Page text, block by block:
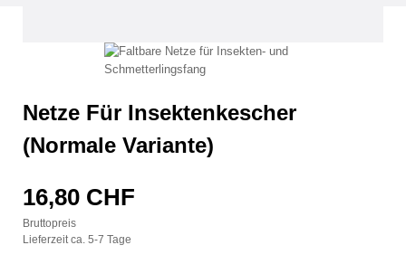
Netze Für Insektenkescher
(normale Variante)
16,80 CHF
Bruttopreis
Lieferzeit ca. 5-7 Tage